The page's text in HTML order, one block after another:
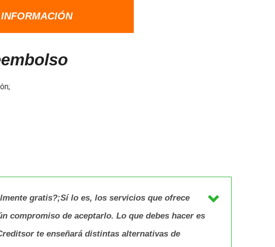
gratis?;Sí lo es, los servicios que ofrece
compromiso de aceptarlo. Lo que debes hacer es
te enseñará distintas alternativas de